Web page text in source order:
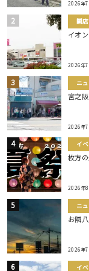
2026年7
開
イオ
2026年7
ニ
宮之
2026年7
イ
枚方
2026年8
ニ
お隣
2026年7
イ